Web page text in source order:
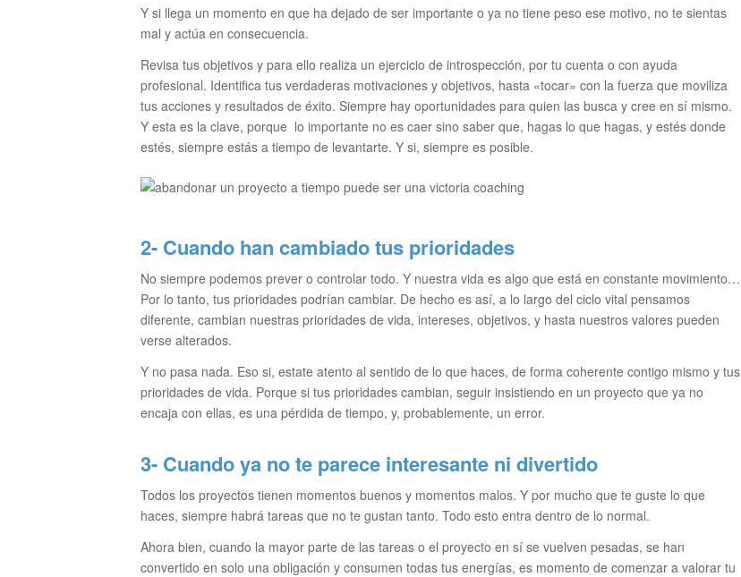
Y si llega un momento en que ha dejado de ser importante o ya no tiene peso ese motivo, no te sientas
mal y actúa en consecuencia.
Revisa tus objetivos y para ello realiza un ejercicio de introspección, por tu cuenta o con ayuda
profesional. Identifica tus verdaderas motivaciones y objetivos, hasta «tocar» con la fuerza que moviliza
tus acciones y resultados de éxito. Siempre hay oportunidades para quien las busca y cree en sí mismo.
Y esta es la clave, porque lo importante no es caer sino saber que, hagas lo que hagas, y estés donde
estés, siempre estás a tiempo de levantarte. Y si, siempre es posible.
2- Cuando han cambiado tus prioridades
No siempre podemos prever o controlar todo. Y nuestra vida es algo que está en constante movimiento…
Por lo tanto, tus prioridades podrían cambiar. De hecho es así, a lo largo del ciclo vital pensamos
diferente, cambian nuestras prioridades de vida, intereses, objetivos, y hasta nuestros valores pueden
verse alterados.
Y no pasa nada. Eso si, estate atento al sentido de lo que haces, de forma coherente contigo mismo y tus
prioridades de vida. Porque si tus prioridades cambian, seguir insistiendo en un proyecto que ya no
encaja con ellas, es una pérdida de tiempo, y, probablemente, un error.
3- Cuando ya no te parece interesante ni divertido
Todos los proyectos tienen momentos buenos y momentos malos. Y por mucho que te guste lo que
haces, siempre habrá tareas que no te gustan tanto. Todo esto entra dentro de lo normal.
Ahora bien, cuando la mayor parte de las tareas o el proyecto en sí se vuelven pesadas, se han
convertido en solo una obligación y consumen todas tus energías, es momento de comenzar a valorar tu